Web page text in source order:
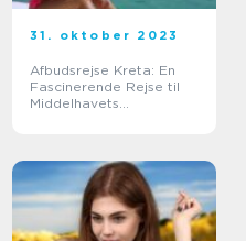
31. oktober 2023
Afbudsrejse Kreta: En
Fascinerende Rejse til
Middelhavets